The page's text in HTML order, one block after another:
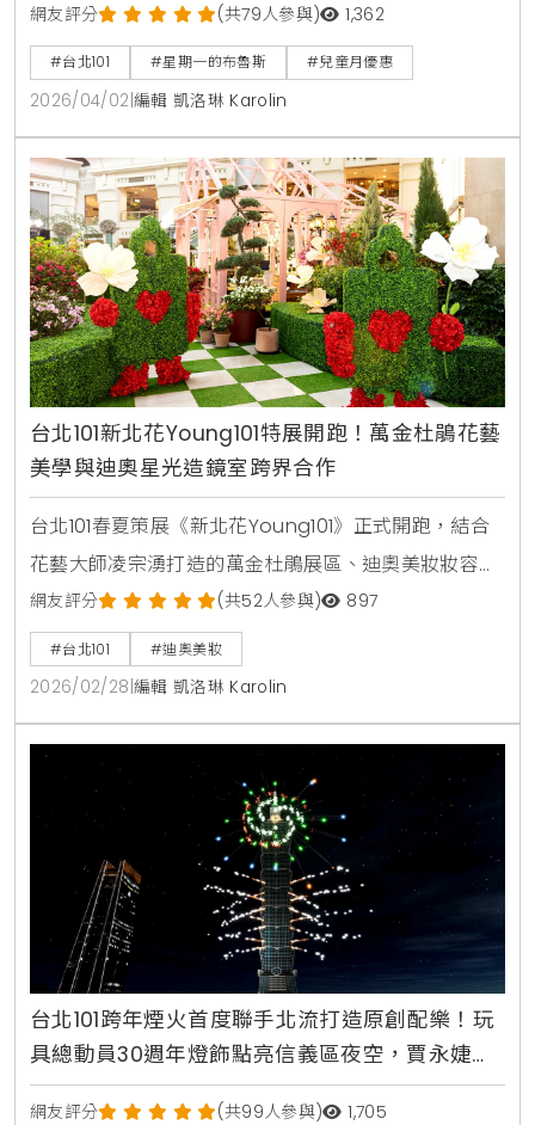
場設有巨型布魯斯裝置、互動拍貼機與快閃店。4月兒
童月更祭出國人孩童兩人同行一人免費優惠，是親子旅
遊與職場療癒的必訪首選。
網友評分 (共79人參與) 1,362
#台北101 #星期一的布魯斯 #兒童月優惠
2026/04/02 編輯 凱洛琳 Karolin
台北101新北花Young101特展開跑！萬金杜鵑花藝
美學與迪奧星光造鏡室跨界合作
台北101春夏策展《新北花Young101》正式開跑，結合
花藝大師凌宗湧打造的萬金杜鵑展區、迪奧美妝妝容與
ELLE時尚攝影體驗。活動引領2026春夏美學趨勢，同步
引進永續鞋履VIVAIA與WBC經典賽限定商品，提供沉浸
式花藝美學與時尚消費體驗。
網友評分 (共52人參與) 897
#台北101 #迪奧美妝
2026/02/28 編輯 凱洛琳 Karolin
台北101跨年煙火首度聯手北流打造原創配樂！玩
具總動員30週年燈飾點亮信義區夜空，賈永婕攜
手小S獻聲回顧城市記憶
網友評分 (共99人參與) 1,705